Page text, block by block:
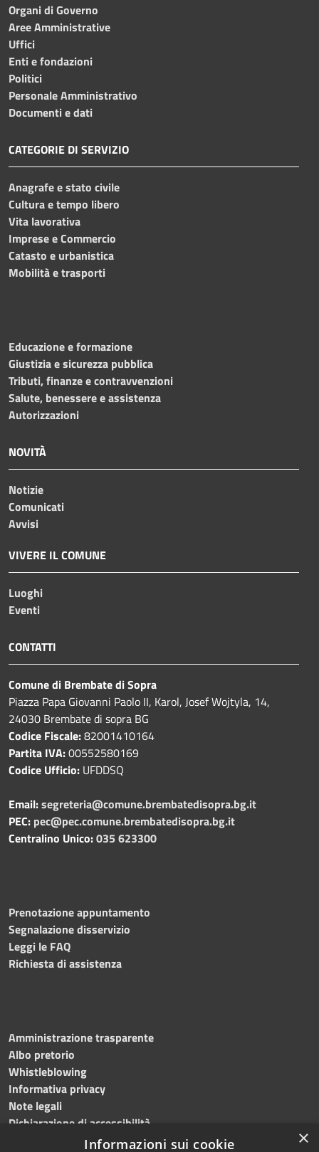
Organi di Governo
Aree Amministrative
Uffici
Enti e fondazioni
Politici
Personale Amministrativo
Documenti e dati
CATEGORIE DI SERVIZIO
Anagrafe e stato civile
Cultura e tempo libero
Vita lavorativa
Imprese e Commercio
Catasto e urbanistica
Mobilità e trasporti
Educazione e formazione
Giustizia e sicurezza pubblica
Tributi, finanze e contravvenzioni
Salute, benessere e assistenza
Autorizzazioni
NOVITÀ
Notizie
Comunicati
Avvisi
VIVERE IL COMUNE
Luoghi
Eventi
CONTATTI
Comune di Brembate di Sopra
Piazza Papa Giovanni Paolo II, Karol, Josef Wojtyla, 14,
24030 Brembate di sopra BG
Codice Fiscale:82001410164
Partita IVA:00552580169
Codice Ufficio: UFDDSQ
Email:segreteria@comune.brembatedisopra.bg.it
PEC: pec@pec.comune.brembatedisopra.bg.it
Centralino Unico:035 623300
Prenotazione appuntamento
Segnalazione disservizio
Leggi le FAQ
Richiesta di assistenza
Amministrazione trasparente
Albo pretorio
Whistleblowing
Informativa privacy
Note legali
Dichiarazione di accessibilità
×
Informazioni sui cookie